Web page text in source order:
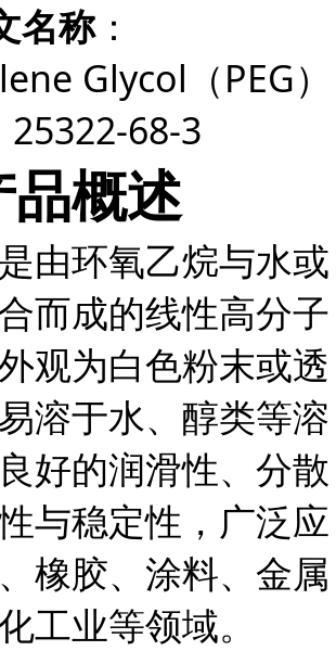
名称：
Glycol（PEG）
25322-68-3
概述
由环氧乙烷与水或
而成的线性高分子
观为白色粉末或透
溶于水、醇类等溶
好的润滑性、分散
与稳定性，广泛应
橡胶、涂料、金属
工业等领域。